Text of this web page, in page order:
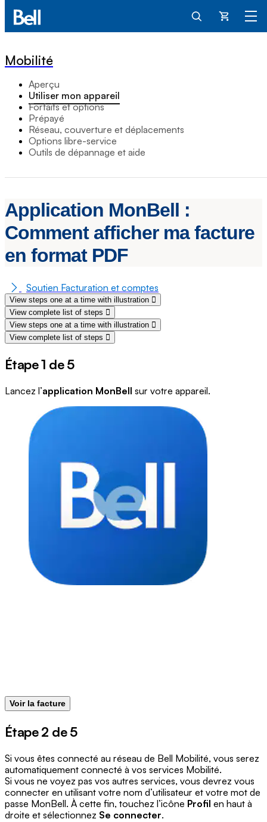
Panier
Mobilité
Aperçu
Utiliser mon appareil
Forfaits et options
Prépayé
Réseau, couverture et déplacements
Options libre-service
Outils de dépannage et aide
Application MonBell :
Comment afficher ma facture
en format PDF
Soutien Facturation et comptes
View steps one at a time with illustration
View complete list of steps
View steps one at a time with illustration
View complete list of steps
Étape 1 de 5
Lancez l’application MonBell sur votre appareil.
Voir la facture
Étape 2 de 5
Si vous êtes connecté au réseau de Bell Mobilité, vous serez
automatiquement connecté à vos services Mobilité.
Si vous ne voyez pas vos autres services, vous devrez vous
connecter en utilisant votre nom d’utilisateur et votre mot de
passe MonBell. À cette fin, touchez l’icône Profil en haut à
droite et sélectionnez Se connecter.